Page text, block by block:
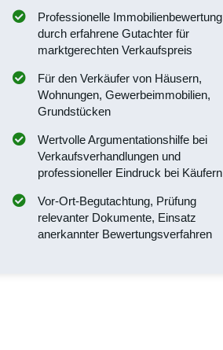
Professionelle Immobilienbewertung
durch erfahrene Gutachter für
marktgerechten Verkaufspreis
Für den Verkäufer von Häusern,
Wohnungen, Gewerbeimmobilien,
Grundstücken
Wertvolle Argumentationshilfe bei
Verkaufsverhandlungen und
professioneller Eindruck bei Käufern
Vor-Ort-Begutachtung, Prüfung
relevanter Dokumente, Einsatz
anerkannter Bewertungsverfahren